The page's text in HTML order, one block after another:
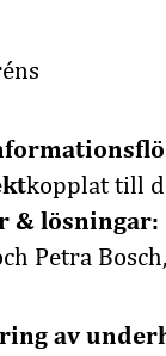
kopplat till
& lösningar:
Petra
av